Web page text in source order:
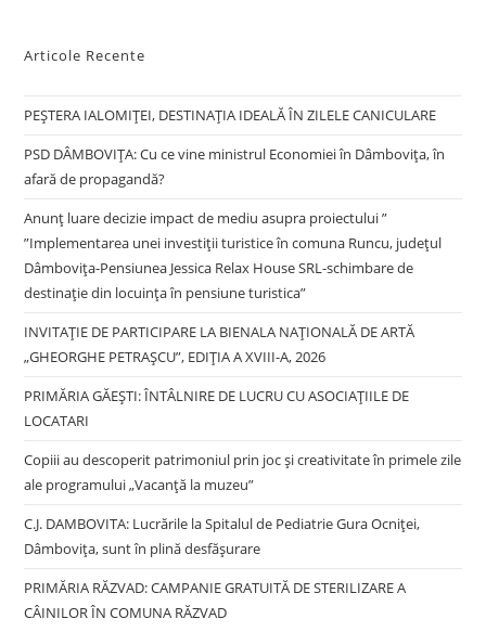
Articole Recente
PEȘTERA IALOMIȚEI, DESTINAȚIA IDEALĂ ÎN ZILELE CANICULARE
PSD DÂMBOVIȚA: Cu ce vine ministrul Economiei în Dâmbovița, în
afară de propagandă?
Anunț luare decizie impact de mediu asupra proiectului ”
”Implementarea unei investiții turistice în comuna Runcu, județul
Dâmbovița-Pensiunea Jessica Relax House SRL-schimbare de
destinație din locuința în pensiune turistica”
INVITAȚIE DE PARTICIPARE LA BIENALA NAȚIONALĂ DE ARTĂ
„GHEORGHE PETRAȘCU”, EDIŢIA A XVIII-A, 2026
PRIMĂRIA GĂEȘTI: ÎNTÂLNIRE DE LUCRU CU ASOCIAȚIILE DE
LOCATARI
Copiii au descoperit patrimoniul prin joc și creativitate în primele zile
ale programului „Vacanță la muzeu”
C.J. DAMBOVITA: Lucrările la Spitalul de Pediatrie Gura Ocniței,
Dâmbovița, sunt în plină desfășurare
PRIMĂRIA RĂZVAD: CAMPANIE GRATUITĂ DE STERILIZARE A
CÂINILOR ÎN COMUNA RĂZVAD